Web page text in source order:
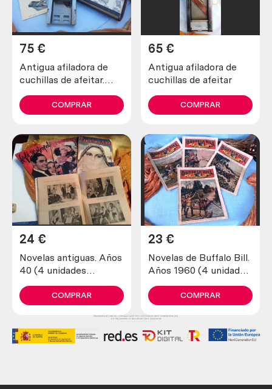
Antigua afiladora de
cuchillas de afeitar.
75 €
COMPRAR
Antigua afiladora de
cuchillas de afeitar
65 €
COMPRAR
Novelas antiguas. Años
40 (4 unidades
24 €
COMPRAR
Novelas de Buffalo Bill.
Años 1960 (4 unidades
23 €
COMPRAR